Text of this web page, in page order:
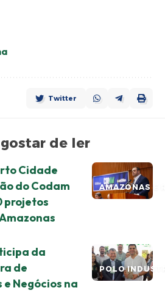
Twitter
de ler
AMAZONAS E
Cidade
do Codam
projetos
POLO
da
de
Negócios na